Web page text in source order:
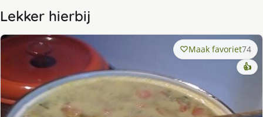
Lekker hierbij
Maak favoriet74
👍